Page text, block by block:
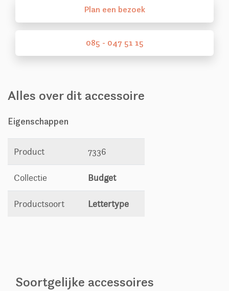
Plan een bezoek
085 - 047 51 15
Alles over dit accessoire
Eigenschappen
Product 7336
Collectie Budget
Productsoort Lettertype
Soortgelijke accessoires